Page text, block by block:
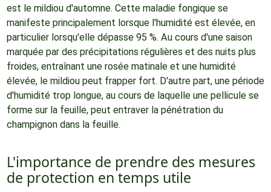
est le mildiou d'automne. Cette maladie fongique se
manifeste principalement lorsque l'humidité est élevée, en
particulier lorsqu'elle dépasse 95 %. Au cours d'une saison
marquée par des précipitations régulières et des nuits plus
froides, entraînant une rosée matinale et une humidité
élevée, le mildiou peut frapper fort. D'autre part, une période
d'humidité trop longue, au cours de laquelle une pellicule se
forme sur la feuille, peut entraver la pénétration du
champignon dans la feuille.
L'importance de prendre des mesures
de protection en temps utile